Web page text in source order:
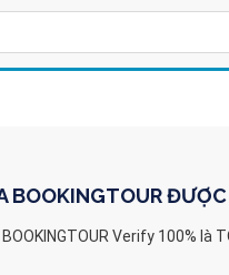
BOOKINGTOURĐƯỢC
Verify 100% là